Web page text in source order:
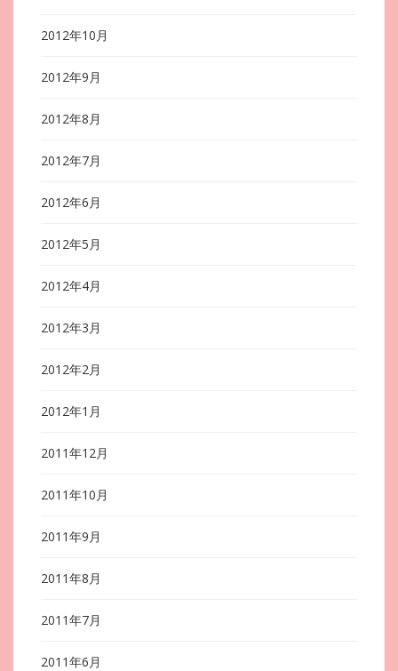
2012年10月
2012年9月
2012年8月
2012年7月
2012年6月
2012年5月
2012年4月
2012年3月
2012年2月
2012年1月
2011年12月
2011年10月
2011年9月
2011年8月
2011年7月
2011年6月